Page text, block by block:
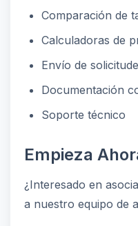
Comparación de
Calculadoras de
Envío de
Documentación
Soporte técnico
Empieza
¿Interesado en
a nuestro equipo de